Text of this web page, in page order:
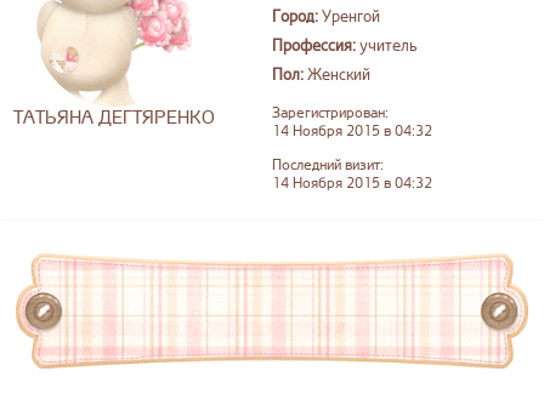
ТАТЬЯНА ДЕГТЯРЕНКО
Город:Уренгой
Профессия:учитель
Пол:Женский
Зарегистрирован:
14 Ноября 2015 в 04:32
Последний визит:
14 Ноября 2015 в 04:32